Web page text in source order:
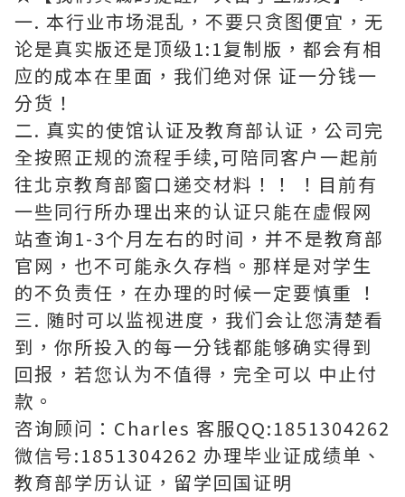
一. 本行业市场混乱，不要只贪图便宜，无
论是真实版还是顶级1:1复制版，都会有相
应的成本在里面，我们绝对保 证一分钱一
分货！
二. 真实的使馆认证及教育部认证，公司完
全按照正规的流程手续,可陪同客户一起前
往北京教育部窗口递交材料！！ ！目前有
一些同行所办理出来的认证只能在虚假网
站查询1-3个月左右的时间，并不是教育部
官网，也不可能永久存档。那样是对学生
的不负责任，在办理的时候一定要慎重 ！
三. 随时可以监视进度，我们会让您清楚看
到，你所投入的每一分钱都能够确实得到
回报，若您认为不值得，完全可以 中止付
款。
咨询顾问：Charles 客服QQ:1851304262
微信号:1851304262 办理毕业证成绩单、
教育部学历认证，留学回国证明